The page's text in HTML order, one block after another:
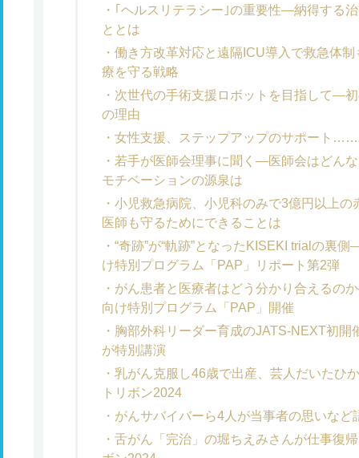
｢ヘルスリテラシー｣の重要性―納得する
ととは
働き方改革対応と遠隔ICU導入で救急体
療を守る戦略
次世代の手術支援ロボットを目指して―
の理由
女性支援、ステップアップのサポート
若手が医師会理事に聞く―医師会はどん
モチベーションの源泉は
小児救急病院、小児科のみで3億円以上
医師も守るためにできることは
“奇跡”が“軌跡”となったKISEKI trialの裏
け特別プログラム「PAP」リポート第2弾
がん患者と医療者はどう分かり合えるの
向け特別プログラム「PAP」開催
胸部外科リーダー育成のJATS-NEXT初
が特別講演
乳がん克服し46歳で出産、芸人だいたひ
トリボン2024
がんサバイバーら4人が当事者の思いな
舌がん「完治」の堀ちえみさんが仕事復